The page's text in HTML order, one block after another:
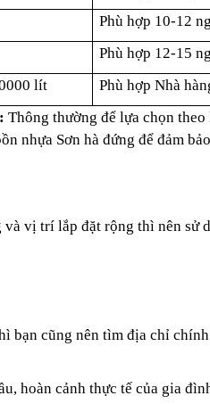
Phù hợp 10-12
Phù hợp 12-15
lít
Phù hợp Nhà
Thông thường để lựa chọn
nhựa Sơn hà đứng để đảm
và vị trí lắp đặt rộng thì nên sử
bạn cũng nên tìm địa chỉ
hoàn cảnh thực tế của gia